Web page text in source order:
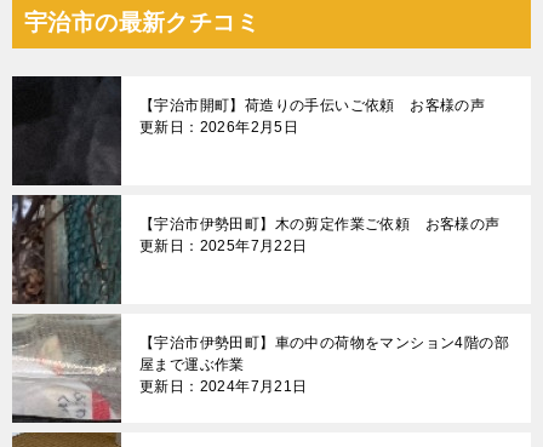
宇治市の最新クチコミ
【宇治市開町】荷造りの手伝いご依頼 お客様の声
更新日：2026年2月5日
【宇治市伊勢田町】木の剪定作業ご依頼 お客様の声
更新日：2025年7月22日
【宇治市伊勢田町】車の中の荷物をマンション4階の部
屋まで運ぶ作業
更新日：2024年7月21日